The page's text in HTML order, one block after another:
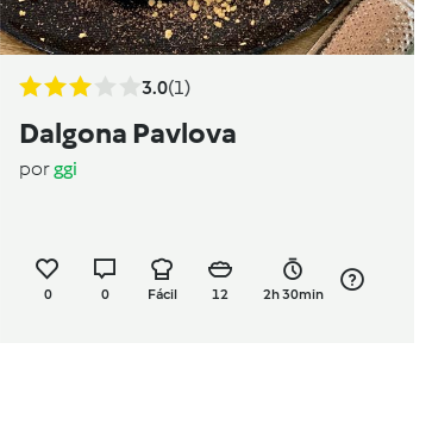
3.0(1)
Dalgona Pavlova
porggi
0 0 Fácil 12 2h 30min